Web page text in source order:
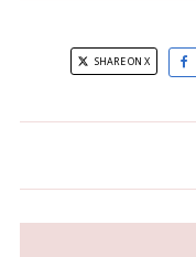
SHARE ON X